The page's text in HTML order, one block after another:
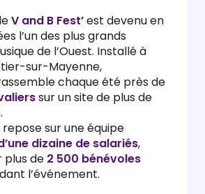
V and B Fest’est devenu en
l’un des plus grands
de l’Ouest. Installé à
sur-Mayenne,
chaque été près de
sur un site de plus de
.
repose sur une équipe
dizaine de salariés,
de 2 500 bénévoles
l’événement.